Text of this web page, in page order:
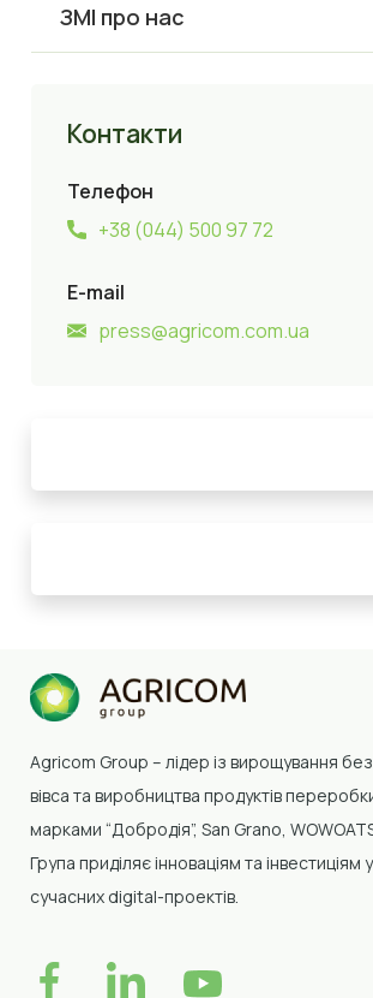
ЗМІ про нас
Контакти
Телефон
+38 (044) 500 97 72
E-mail
press@agricom.com.ua
Agricom Group – лідер із вирощування
вівса та виробництва продуктів
марками “Добродія”, San Grano,
Група приділяє інноваціям та інвестиціям
сучасних digital-проектів.